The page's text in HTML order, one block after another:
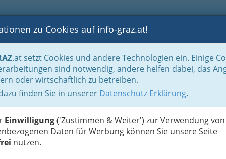
BLOGS FOTOS GASTRONOMIE BRANCHEN
zu Cookies auf info-graz.at!
.at setzt Cookies und andere Technologien ein. Einige
sind notwendig, andere helfen dabei, das
oder wirtschaftlich zu betreiben.
finden Sie in unserer Datenschutz Erklärung.
Einwilligung('Zustimmen & Weiter') zur Verwendung von
Daten für Werbung können Sie unsere Seite
nutzen.
Handel in Graz Dinge des täglichen Lebens Naturprodukte Graz und
Kochauf e.U.